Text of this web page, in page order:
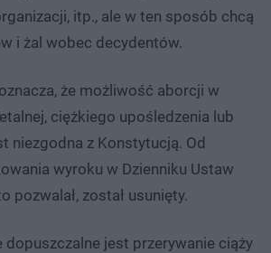
itp., ale w ten sposób chcą
i żal wobec decydentów.
że możliwość aborcji w
ciężkiego upośledzenia lub
niezgodna z Konstytucją. Od
wyroku w Dzienniku Ustaw
pozwalał, został usunięty.
dopuszczalne jest przerywanie ciąży